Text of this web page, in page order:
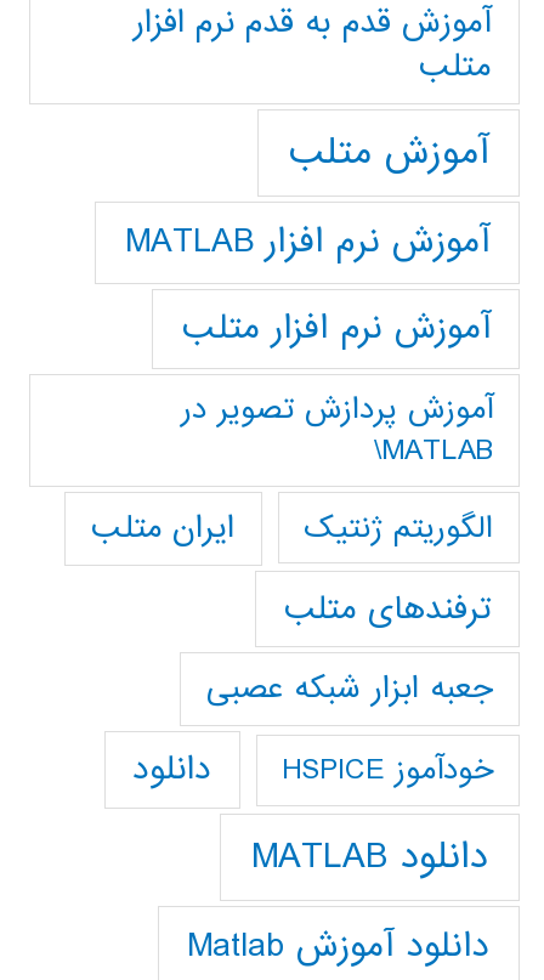
آموزش قدم به قدم نرم افزار
متلب
آموزش متلب
آموزش نرم افزار MATLAB
آموزش نرم افزار متلب
آموزش پردازش تصوير در
MATLAB\
الگوریتم ژنتیک
ایران متلب
ترفندهای متلب
جعبه ابزار شبکه عصبی
خودآموز HSPICE دانلود
دانلود MATLAB
دانلود آموزش Matlab